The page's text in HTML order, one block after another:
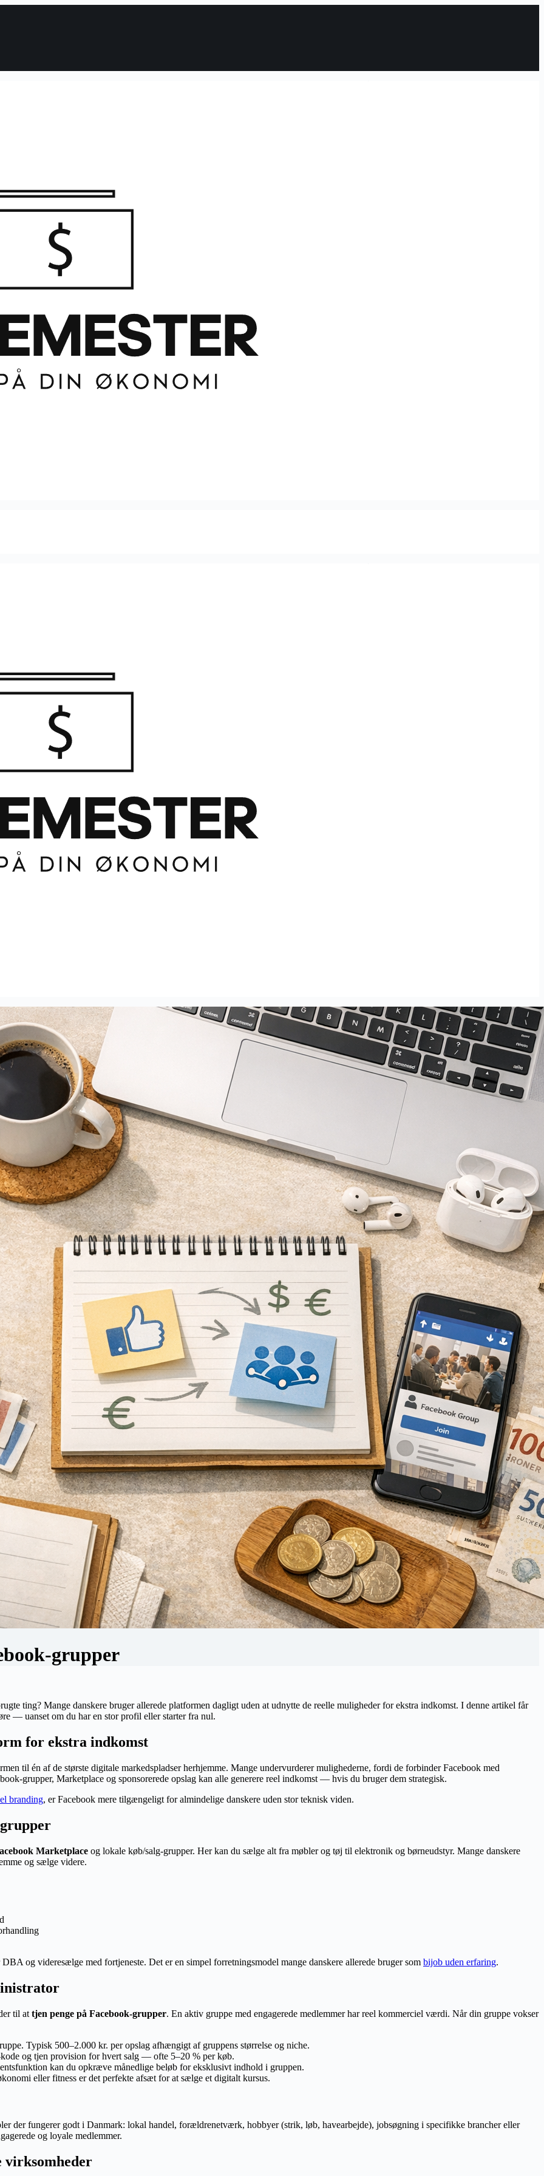
grupper
ting? Mange danskere bruger allerede platformen dagligt uden at udnytte de reelle muligheder for ekstra indkomst. I denne artikel får
— uanset om du har en stor profil eller starter fra nul.
for ekstra indkomst
til én af de største digitale markedspladser herhjemme. Mange undervurderer mulighederne, fordi de forbinder Facebook med
grupper, Marketplace og sponsorerede opslag kan alle generere reel indkomst — hvis du bruger dem strategisk.
branding, er Facebook mere tilgængeligt for almindelige danskere uden stor teknisk viden.
Marketplace og lokale køb/salg-grupper. Her kan du sælge alt fra møbler og tøj til elektronik og børneudstyr. Mange danskere
og sælge videre.
og videresælge med fortjeneste. Det er en simpel forretningsmodel mange danskere allerede bruger som bijob uden erfaring.
til at tjen penge på Facebook-grupper. En aktiv gruppe med engagerede medlemmer har reel kommerciel værdi. Når din gruppe vokser
Typisk 500–2.000 kr. per opslag afhængigt af gruppens størrelse og niche.
og tjen provision for hvert salg — ofte 5–20 % per køb.
kan du opkræve månedlige beløb for eksklusivt indhold i gruppen.
eller fitness er det perfekte afsæt for at sælge et digitalt kursus.
der fungerer godt i Danmark: lokal handel, forældrenetværk, hobbyer (strik, løb, havearbejde), jobsøgning i specifikke brancher eller
og loyale medlemmer.
virksomheder